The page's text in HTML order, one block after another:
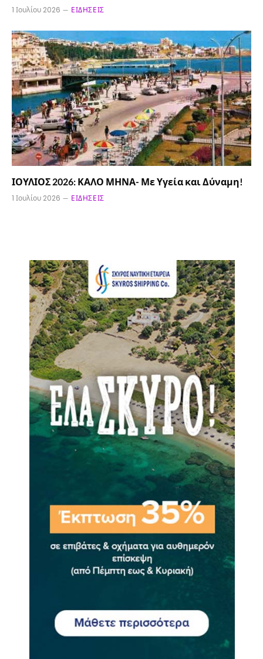
1 Ιουλίου 2026 ΕΙΔΉΣΕΙΣ
ΙΟΥΛΙΟΣ 2026: ΚΑΛΟ ΜΗΝΑ- Με Υγεία και Δύναμη!
1 Ιουλίου 2026 ΕΙΔΉΣΕΙΣ